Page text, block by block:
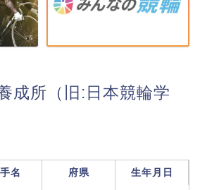
成所（旧:日本競輪学
名 府県 生年月日